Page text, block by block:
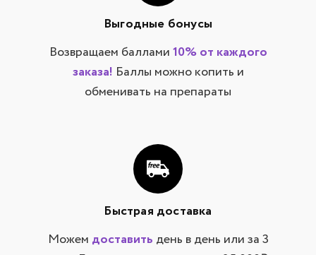
Выгодные бонусы
Возвращаем баллами10% от каждого
заказа! Баллы можно копить и
обменивать на препараты
Быстрая доставка
Можем доставить день в день или за 3